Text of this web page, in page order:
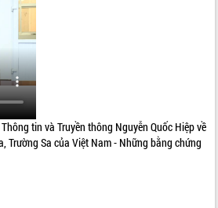
tin và Truyền thông Nguyễn Quốc Hiệp về
Trường Sa của Việt Nam - Những bằng chứng